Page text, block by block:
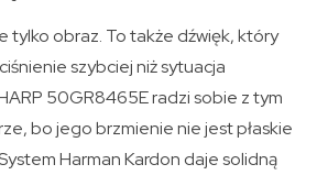
tylko obraz. To także dźwięk, który
szybciej niż sytuacja
50GR8465E radzi sobie z tym
bo jego brzmienie nie jest płaskie
Harman Kardon daje solidną